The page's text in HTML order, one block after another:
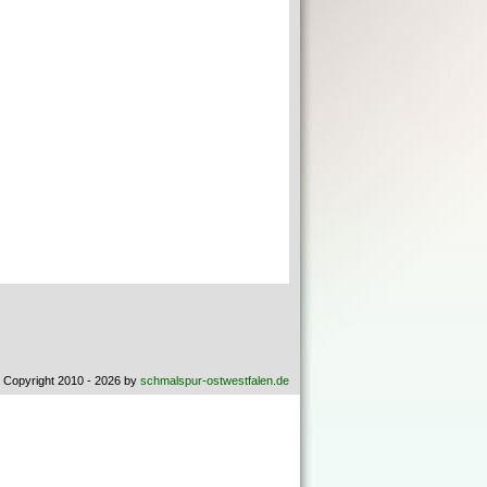
2010 - 2026 by schmalspur-ostwestfalen.de